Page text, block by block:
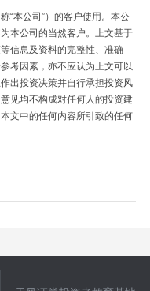
“本公司”）的客户使用。本公
本公司的当然客户。上文基于
信息及资料的完整性、准确
考因素，亦不应认为上文可以
出投资决策并自行承担投资风
见均不构成对任何人的投资建
文中的任何内容所引致的任何